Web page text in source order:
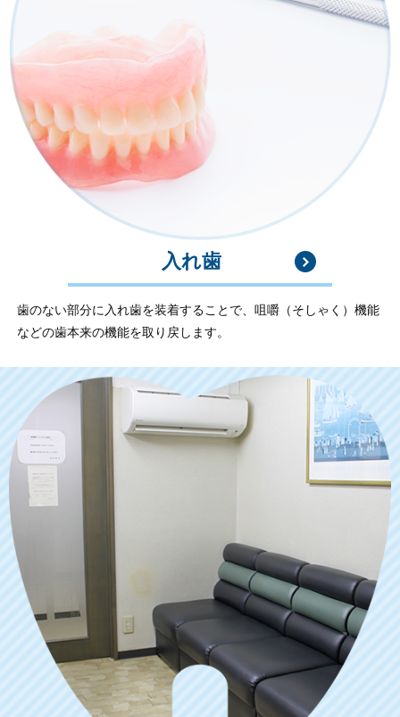
入れ歯
歯のない部分に入れ歯を装着することで、咀嚼（そしゃく）機能
などの歯本来の機能を取り戻します。